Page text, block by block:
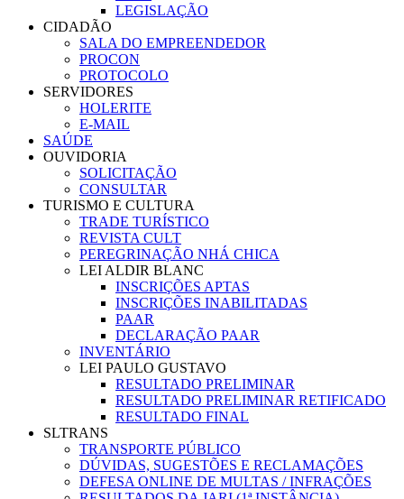
LEGISLAÇÃO
CIDADÃO
SALA DO EMPREENDEDOR
PROCON
PROTOCOLO
SERVIDORES
HOLERITE
E-MAIL
SAÚDE
OUVIDORIA
SOLICITAÇÃO
CONSULTAR
TURISMO E CULTURA
TRADE TURÍSTICO
REVISTA CULT
PEREGRINAÇÃO NHÁ CHICA
LEI ALDIR BLANC
INSCRIÇÕES APTAS
INSCRIÇÕES INABILITADAS
PAAR
DECLARAÇÃO PAAR
INVENTÁRIO
LEI PAULO GUSTAVO
RESULTADO PRELIMINAR
RESULTADO PRELIMINAR RETIFICADO
RESULTADO FINAL
SLTRANS
TRANSPORTE PÚBLICO
DÚVIDAS, SUGESTÕES E RECLAMAÇÕES
DEFESA ONLINE DE MULTAS / INFRAÇÕES